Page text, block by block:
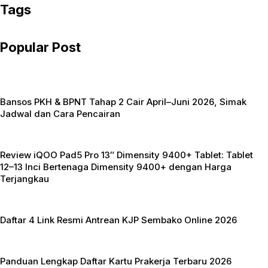
e
o
i
t
h
t
p
Tags
Popular Post
Bansos PKH & BPNT Tahap 2 Cair April–Juni 2026, Simak
Jadwal dan Cara Pencairan
Review iQOO Pad5 Pro 13″ Dimensity 9400+ Tablet: Tablet
12–13 Inci Bertenaga Dimensity 9400+ dengan Harga
Terjangkau
Daftar 4 Link Resmi Antrean KJP Sembako Online 2026
Panduan Lengkap Daftar Kartu Prakerja Terbaru 2026